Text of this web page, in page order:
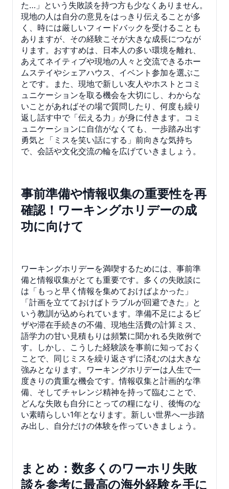
た…」という失敗談を持つ方も少なくありません。
現地の人は自分の意見をはっきり伝えることが多
く、時には厳しいフィードバックを受けることも
ありますが、その経験こそが大きな成長につなが
ります。おすすめは、日本人の多い環境を離れ、
あえてネイティブや現地の人々と交流できるホー
ムステイやシェアハウス、イベント参加を選ぶこ
とです。また、現地で新しい友人やホストとコミ
ュニケーションを取る機会を大切にし、わからな
いことがあればその場で質問したり、何度も繰り
返し話す中で「伝える力」が身に付きます。コミ
ュニケーションに自信がなくても、一歩踏み出す
勇気と「ミスを笑い話にする」前向きな気持ち
で、会話や文化交流の輪を広げていきましょう。
事前準備や情報収集の重要性を再
確認！ワーキングホリデーの成
功に向けて
ワーキングホリデーを満喫するためには、事前準
備と情報収集がとても重要です。多くの失敗談に
は「もっと早く情報を集めておけばよかった」
「計画を立てておけばトラブルが回避できた」と
いう教訓が込められています。準備不足によるビ
ザや滞在手続きの不備、現地生活費の計算ミス、
語学力の甘い見積もりは頻繁に聞かれる失敗例で
す。しかし、こうした経験談を事前に知っておく
ことで、同じミスを繰り返さずに済むのは大きな
強みとなります。ワーキングホリデーは人生で一
度きりの貴重な機会です。情報収集と計画的な準
備、そしてチャレンジ精神を持って臨むことで、
どんな失敗も自分にとっての糧になり、後悔のな
い素晴らしい1年となります。新しい世界へ一歩踏
み出し、自分だけの体験を作っていきましょう。
まとめ：数多くのワーホリ失敗
談を参考に最高の海外経験を手に